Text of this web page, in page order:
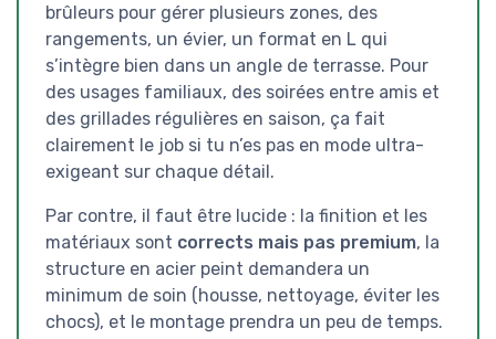
brûleurs pour gérer plusieurs zones, des
rangements, un évier, un format en L qui
s’intègre bien dans un angle de terrasse. Pour
des usages familiaux, des soirées entre amis et
des grillades régulières en saison, ça fait
clairement le job si tu n’es pas en mode ultra-
exigeant sur chaque détail.
Par contre, il faut être lucide : la finition et les
matériaux sont corrects mais pas premium, la
structure en acier peint demandera un
minimum de soin (housse, nettoyage, éviter les
chocs), et le montage prendra un peu de temps.